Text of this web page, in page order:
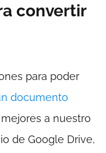
convertir
para poder
documento
a nuestro
de Google Drive,